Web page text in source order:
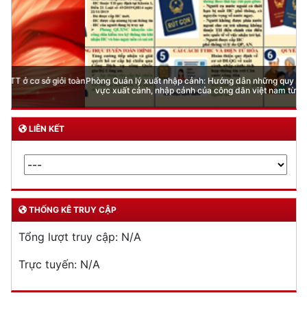
Phòng Quản lý xuất nhập cảnh: Hướng dẫn những quy định mới trong lĩnh
vực xuất cảnh, nhập cảnh của công dân việt nam từ ngày 01/7/2026
LIÊN KẾT
THỐNG KÊ TRUY CẬP
Tổng lượt truy cập: N/A
Trực tuyến: N/A